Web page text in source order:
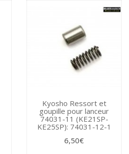
Kyosho Ressort et
goupille pour lanceur
74031-11 (KE21SP-
KE25SP): 74031-12-1
6,50€